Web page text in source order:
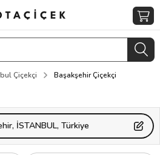
Çiçekçi Başakşehir Çiçekçi
İSTANBUL, Türkiye